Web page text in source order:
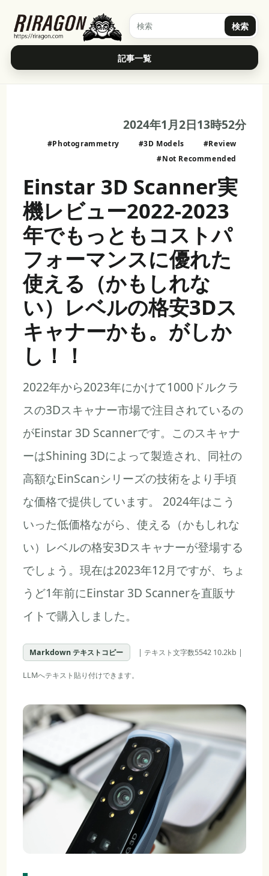
検索
記事一覧
2024年1月2日13時52分
#Photogrammetry #3D Models
#Review
#Not Recommended
Einstar 3D Scanner実
機レビュー2022-2023
年でもっともコストパ
フォーマンスに優れた
使える（かもしれな
い）レベルの格安3Dス
キャナーかも。がしか
し！！
2022年から2023年にかけて1000ドルクラ
スの3Dスキャナー市場で注目されているの
がEinstar 3D Scannerです。このスキャナ
ーはShining 3Dによって製造され、同社の
高額なEinScanシリーズの技術をより手頃
な価格で提供しています。 2024年はこう
いった低価格ながら、使える（かもしれな
い）レベルの格安3Dスキャナーが登場する
でしょう。現在は2023年12月ですが、ちょ
うど1年前にEinstar 3D Scannerを直販サ
イトで購入しました。
Markdown テキストコピー | テキスト文字数5542 10.2kb |
LLMへテキスト貼り付けできます。